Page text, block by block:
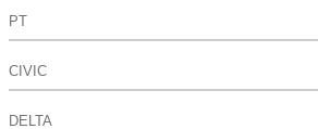
PT
CIVIC
DELTA